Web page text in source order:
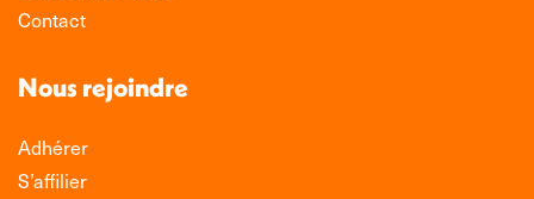
Contact
Nous rejoindre
Adhérer
S’affilier